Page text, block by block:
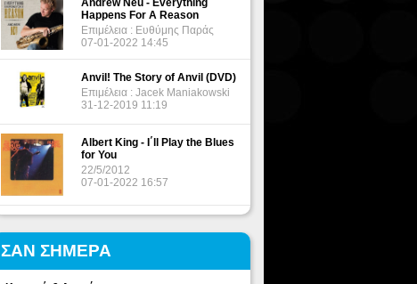
Andrew Neu - Everything
Happens For A Reason
Επιμέλεια : Ευθύμης Παράς
07-01-2022 14:45
Anvil! The Story of Anvil (DVD)
Επιμέλεια : Jacek Maniakowski
31-12-2019 11:19
Albert King - I΄ll Play the Blues
for You
22/5/2012
07-01-2022 16:57
ΣΑΝ ΣΗΜΕΡΑ